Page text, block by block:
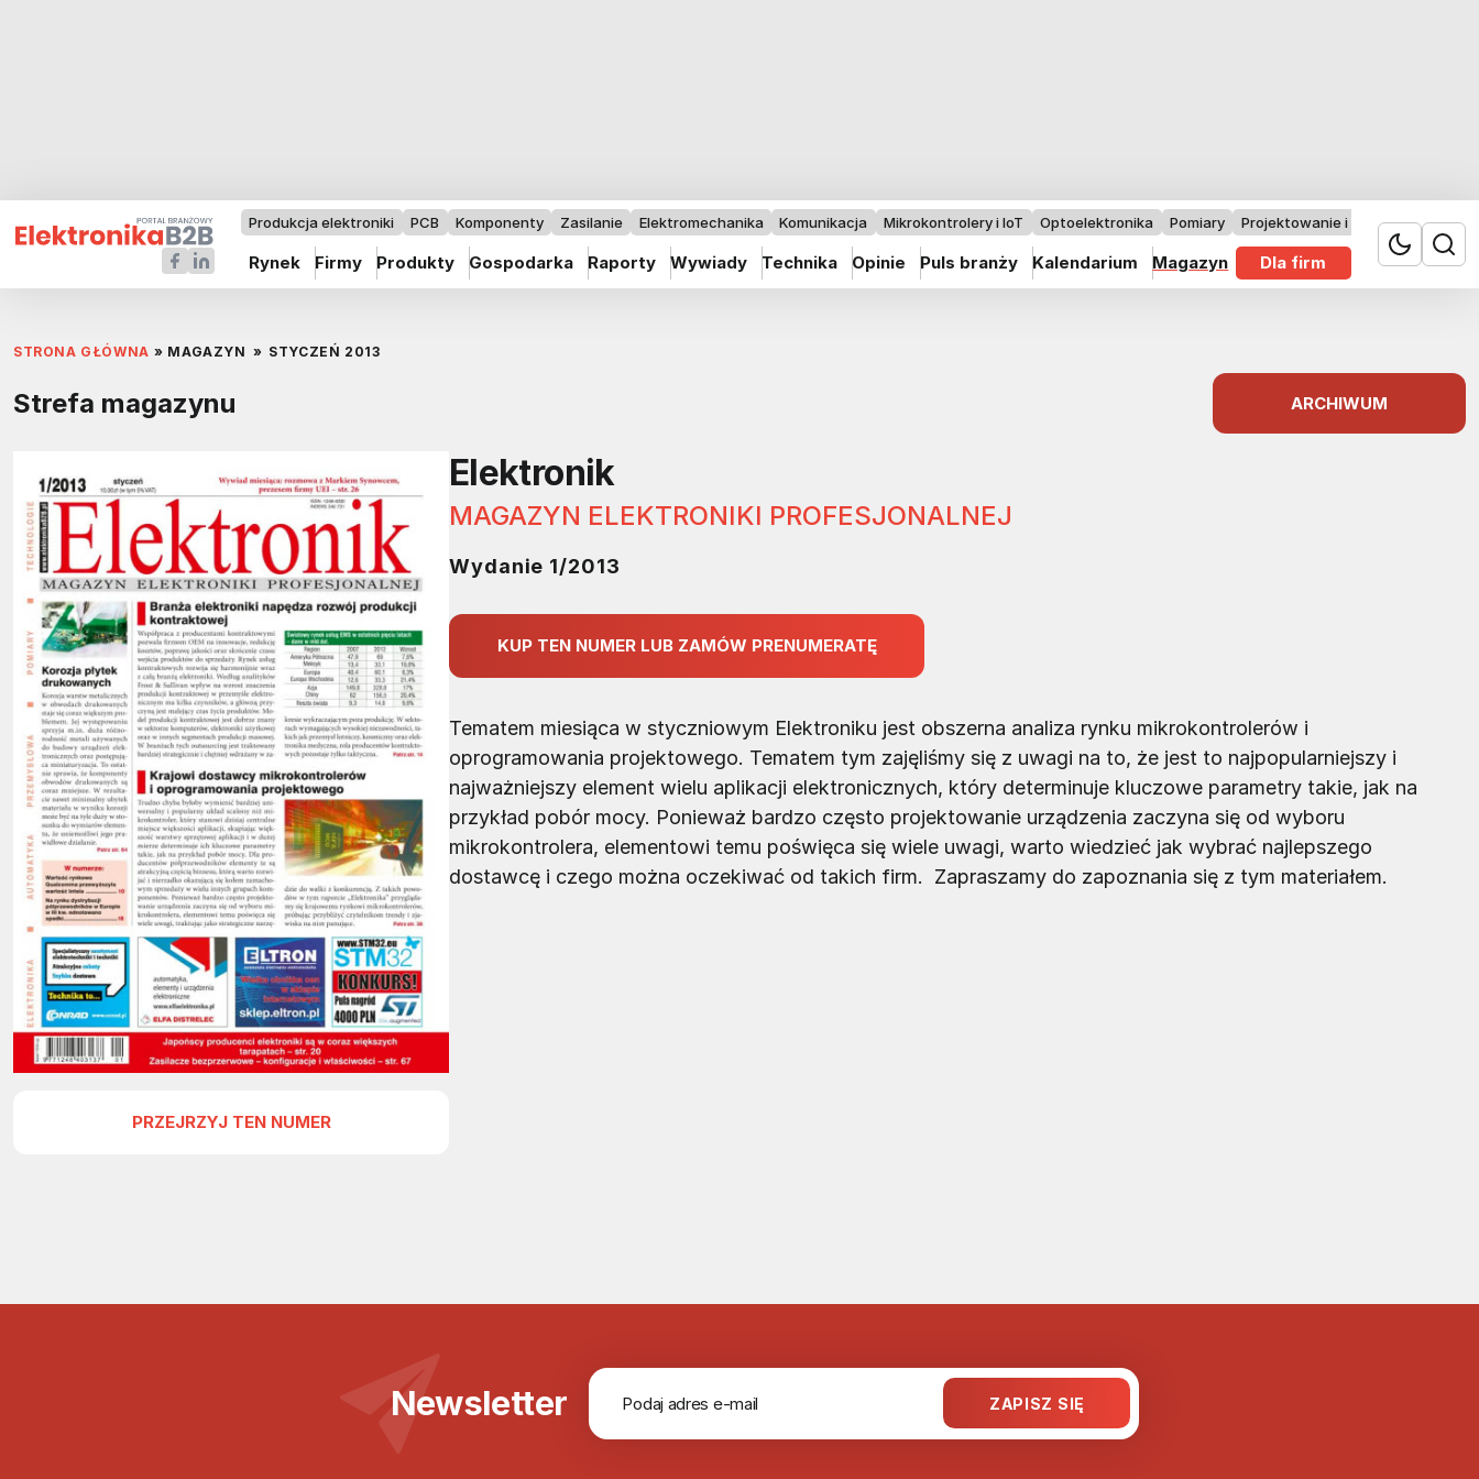
Produkcja elektroniki PCB Komponenty Zasilanie Elektromechanika Komunikacja Mikrokontrolery i IoT Optoelektronika Pomiary Projektowanie i badania
Rynek Firmy Produkty Gospodarka Raporty Wywiady Technika Opinie Puls branży Kalendarium Magazyn Dla firm
STRONA GŁÓWNA » MAGAZYN » STYCZEŃ 2013
Strefa magazynu ARCHIWUM
PRZEJRZYJ TEN NUMER
Elektronik
MAGAZYN ELEKTRONIKI PROFESJONALNEJ
Wydanie 1/2013
KUP TEN NUMER LUB ZAMÓW PRENUMERATĘ
Tematem miesiąca w styczniowym Elektroniku jest obszerna analiza rynku mikrokontrolerów i
oprogramowania projektowego. Tematem tym zajęliśmy się z uwagi na to, że jest to najpopularniejszy i
najważniejszy element wielu aplikacji elektronicznych, który determinuje kluczowe parametry takie, jak na
przykład pobór mocy. Ponieważ bardzo często projektowanie urządzenia zaczyna się od wyboru
mikrokontrolera, elementowi temu poświęca się wiele uwagi, warto wiedzieć jak wybrać najlepszego
dostawcę i czego można oczekiwać od takich firm. Zapraszamy do zapoznania się z tym materiałem.
Newsletter